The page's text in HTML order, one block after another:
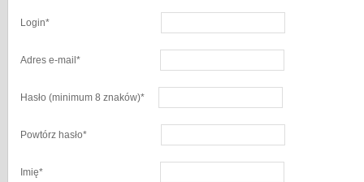
Login*
Adres e-mail *
Hasło (minimum 8 znaków)*
Powtórz hasło*
Imię*